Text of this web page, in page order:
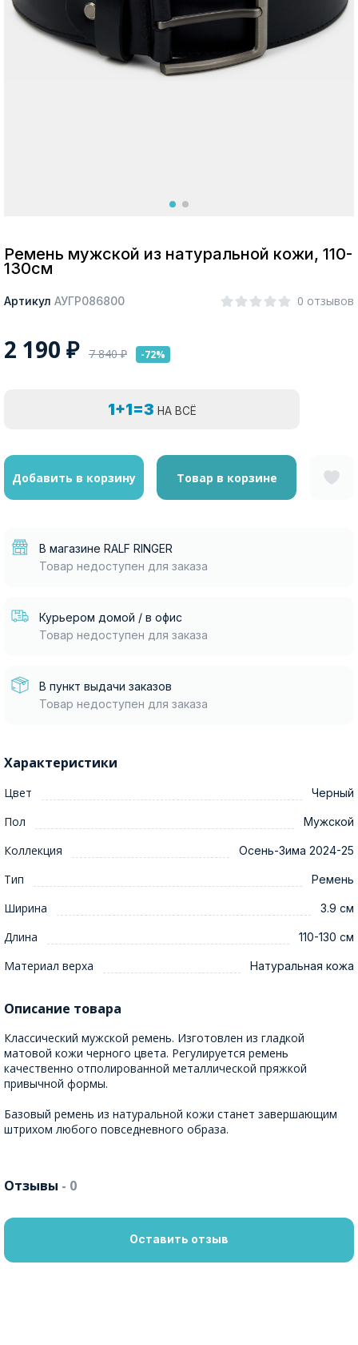
Ремень мужской из натуральной кожи, 110-
130см
Артикул АУГР086800 0 отзывов
2 190 ₽ 7 840₽ -72%
1+1=3 НА ВСЁ
Добавить в корзину Товар в корзине
В магазине RALF RINGER
Товар недоступен для заказа
Курьером домой / в офис
Товар недоступен для заказа
В пункт выдачи заказов
Товар недоступен для заказа
Характеристики
Цвет Черный
Пол Мужской
Коллекция Осень-Зима 2024-25
Тип Ремень
Ширина 3.9 см
Длина 110-130 см
Материал верха Натуральная кожа
Описание товара
Классический мужской ремень. Изготовлен из гладкой
матовой кожи черного цвета. Регулируется ремень
качественно отполированной металлической пряжкой
привычной формы.
Базовый ремень из натуральной кожи станет завершающим
штрихом любого повседневного образа.
Отзывы - 0
Оставить отзыв